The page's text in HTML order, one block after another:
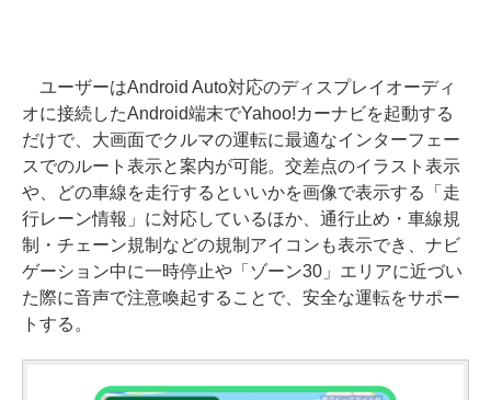
ユーザーはAndroid Auto対応のディスプレイオーディ
オに接続したAndroid端末でYahoo!カーナビを起動する
だけで、大画面でクルマの運転に最適なインターフェー
スでのルート表示と案内が可能。交差点のイラスト表示
や、どの車線を走行するといいかを画像で表示する「走
行レーン情報」に対応しているほか、通行止め・車線規
制・チェーン規制などの規制アイコンも表示でき、ナビ
ゲーション中に一時停止や「ゾーン30」エリアに近づい
た際に音声で注意喚起することで、安全な運転をサポー
トする。